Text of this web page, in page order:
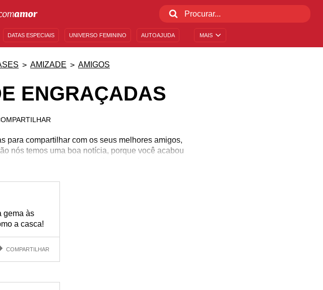
MAIS
DATAS ESPECIAIS UNIVERSO FEMININO AUTOAJUDA
AMIZADE AMIGOS
ENGRAÇADAS
para compartilhar com os seus melhores amigos,
nós temos uma boa notícia, porque você acabou
mensagens para aquela sua amiga ou para
Gostou? Então aproveite para compartilhar
do grupo que você sempre quis ser!
gema às
a casca!
COMPARTILHAR